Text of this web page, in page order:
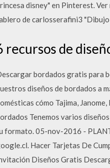
disney" en Pinterest.
de carlosserafini3 "Dibujo
recursos de
bordados gratis para
diseños de bordados a
cómo Tajima,
Tenemos varios
formato. 05-nov-2016 -
Hacer Tarjetas De
Diseños Gratis